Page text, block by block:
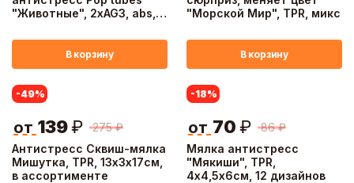
"Животные", 2хAG3, abs,
дизайна
В корзину
"Морской Мир", TPR, микс
В корзину
Антистресс Сквиш-мялка
Мишутка, TPR, 13х3х17см,
в ассортименте
-49%
275 ₽
от 139₽
Мялка антистресс
"Мякиши", TPR,
4х4,5х6см, 12 дизайнов
-18%
86 ₽
от 70 ₽